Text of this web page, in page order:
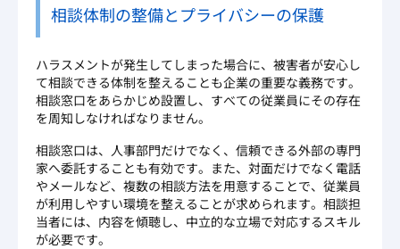
相談体制の整備とプライバシーの保護
ハラスメントが発生してしまった場合に、被害者が安心し
て相談できる体制を整えることも企業の重要な義務です。
相談窓口をあらかじめ設置し、すべての従業員にその存在
を周知しなければなりません。
相談窓口は、人事部門だけでなく、信頼できる外部の専門
家へ委託することも有効です。また、対面だけでなく電話
やメールなど、複数の相談方法を用意することで、従業員
が利用しやすい環境を整えることが求められます。相談担
当者には、内容を傾聴し、中立的な立場で対応するスキル
が必要です。